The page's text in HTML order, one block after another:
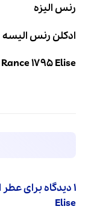
رنس الیزه
ادکلن رنس الیسه
Rance 1795 Elise
1 دیدگاه برای
Elise